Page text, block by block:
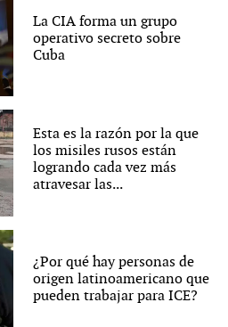
La CIA forma un grupo
operativo secreto sobre
Cuba
Esta es la razón por la que
los misiles rusos están
logrando cada vez más
atravesar las...
¿Por qué hay personas de
origen latinoamericano que
pueden trabajar para ICE?